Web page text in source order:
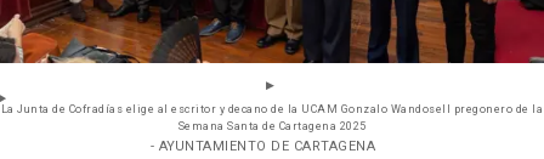
La Junta de Cofradías elige al escritor y decano de la UCAM Gonzalo Wandosell pregonero de la
Semana Santa de Cartagena 2025
- AYUNTAMIENTO DE CARTAGENA